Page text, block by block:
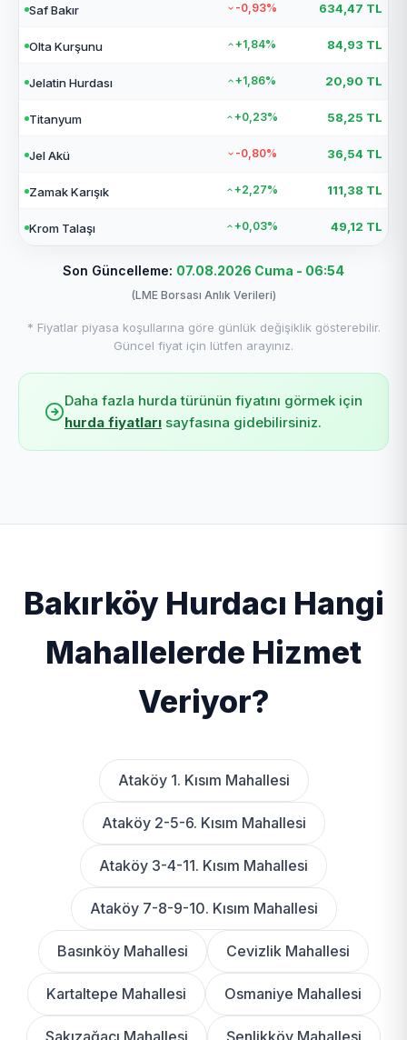
Saf Bakır -0,93% 634,47 TL
Olta Kurşunu +1,84% 84,93 TL
Jelatin Hurdası +1,86% 20,90 TL
Titanyum +0,23% 58,25 TL
Jel Akü -0,80% 36,54 TL
Zamak Karışık +2,27% 111,38 TL
Krom Talaşı +0,03% 49,12 TL
Son Güncelleme: 07.08.2026 Cuma - 06:54
(LME Borsası Anlık Verileri)
* Fiyatlar piyasa koşullarına göre günlük değişiklik gösterebilir.
Güncel fiyat için lütfen arayınız.
Daha fazla hurda türünün fiyatını görmek için
hurda fiyatları sayfasına gidebilirsiniz.
Bakırköy Hurdacı Hangi
Mahallelerde Hizmet
Veriyor?
Ataköy 1. Kısım Mahallesi
Ataköy 2-5-6. Kısım Mahallesi
Ataköy 3-4-11. Kısım Mahallesi
Ataköy 7-8-9-10. Kısım Mahallesi
Basınköy Mahallesi Cevizlik Mahallesi
Kartaltepe Mahallesi Osmaniye Mahallesi
Sakızağacı Mahallesi Şenlikköy Mahallesi